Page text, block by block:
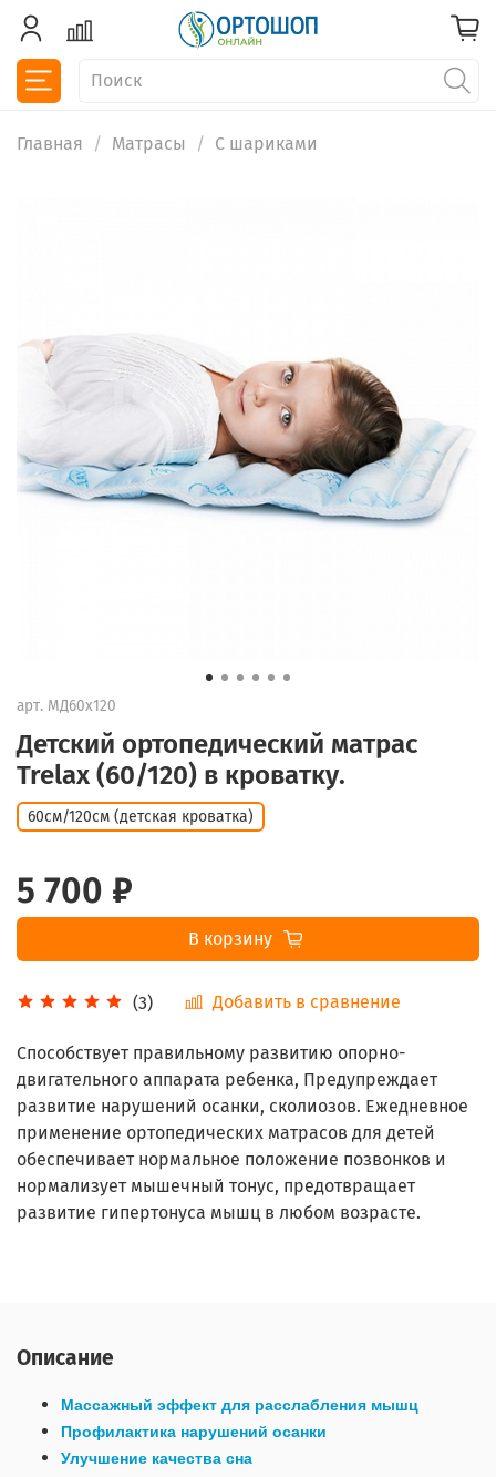
Главная Матрасы С шариками
арт. МД60х120
Детский ортопедический матрас
Trelax (60/120) в кроватку.
(3) Добавить в сравнение
60см/120см (детская кроватка)
5 700 ₽
В корзину
Способствует правильному развитию опорно-
двигательного аппарата ребенка, Предупреждает
развитие нарушений осанки, сколиозов. Ежедневное
применение ортопедических матрасов для детей
обеспечивает нормальное положение позвонков и
нормализует мышечный тонус, предотвращает
развитие гипертонуса мышц в любом возрасте.
Описание
Массажный эффект для расслабления мышц
Профилактика нарушений осанки
Улучшение качества сна